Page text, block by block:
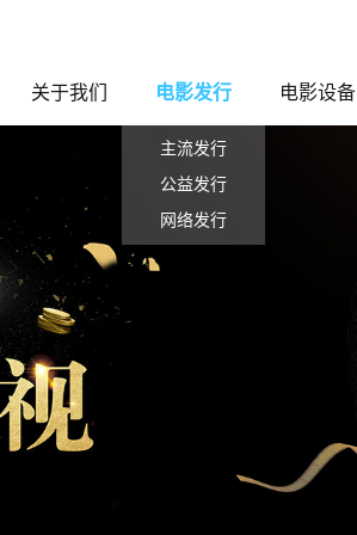
关于我们 电影发行
主流发行
公益发行
网络发行
电影设备